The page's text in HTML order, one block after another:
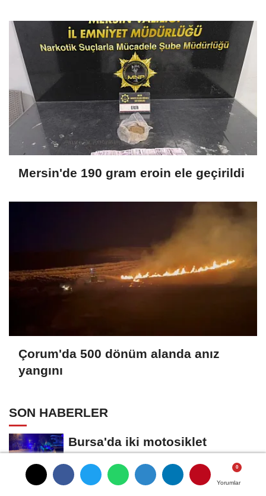
Yorumlar
Yorumlar
Mersin'de 190 gram eroin ele geçirildi
Çorum'da 500 dönüm alanda anız
yangını
SON HABERLER
Bursa'da iki motosiklet
Eskişehir'de 1 kişi evinde ölü
Yorumlar